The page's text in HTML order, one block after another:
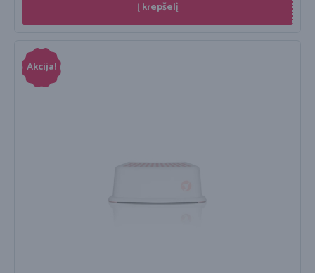
Į krepšelį
Akcija!